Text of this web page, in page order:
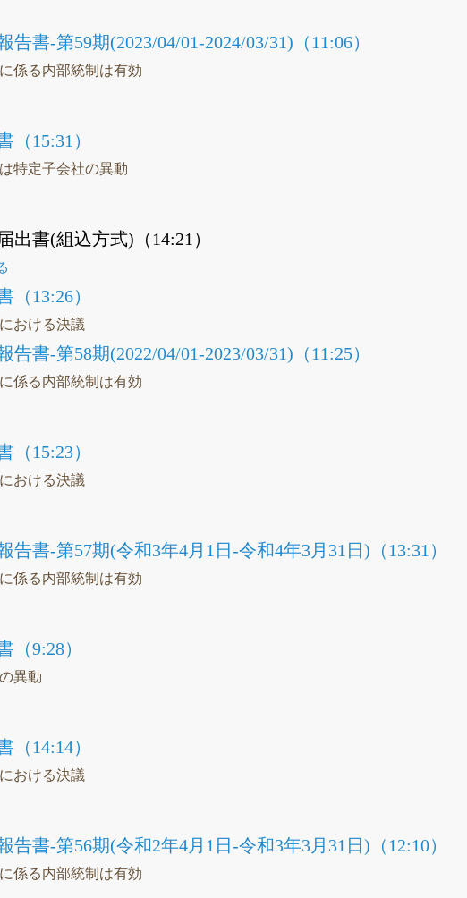
告書-第59期(2023/04/01-2024/03/31)（11:06）
係る内部統制は有効
（15:31）
特定子会社の異動
出書(組込方式)（14:21）
（13:26）
おける決議
告書-第58期(2022/04/01-2023/03/31)（11:25）
係る内部統制は有効
（15:23）
おける決議
告書-第57期(令和3年4月1日-令和4年3月31日)（13:31）
係る内部統制は有効
（9:28）
異動
（14:14）
おける決議
告書-第56期(令和2年4月1日-令和3年3月31日)（12:10）
係る内部統制は有効